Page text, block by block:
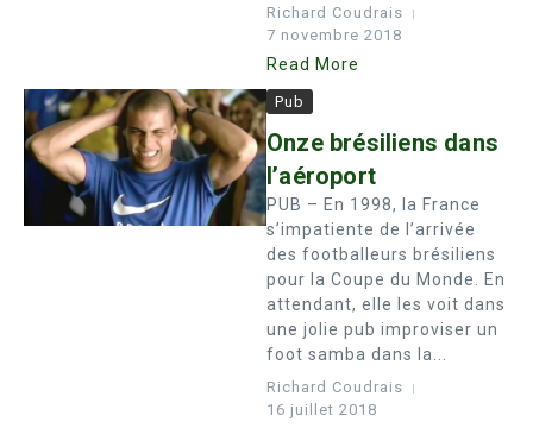
Richard Coudrais
7 novembre 2018
Read More
Pub
Onze brésiliens dans
l’aéroport
PUB – En 1998, la France
s’impatiente de l’arrivée
des footballeurs brésiliens
pour la Coupe du Monde. En
attendant, elle les voit dans
une jolie pub improviser un
foot samba dans la...
Richard Coudrais
16 juillet 2018